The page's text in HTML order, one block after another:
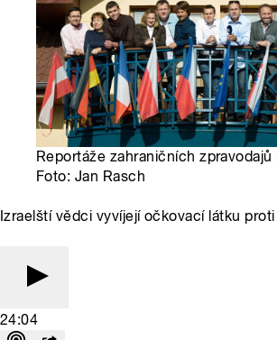
Reportáže zahraničních zpravodajů |
Foto: Jan Rasch
Izraelští vědci vyvíjejí očkovací látku
24:04